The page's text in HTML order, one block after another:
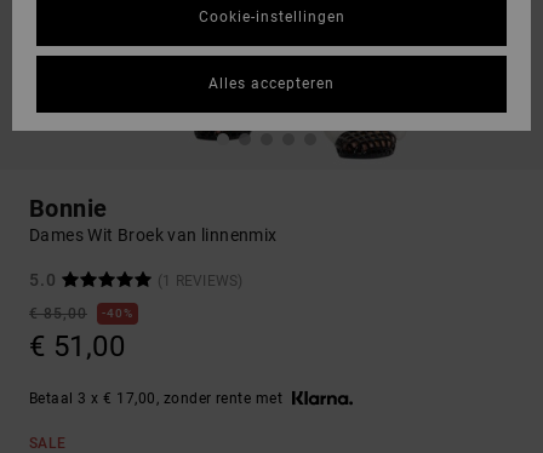
Bonnie
Dames Wit Broek van linnenmix
5.0
(1 REVIEWS)
€ 85,00
40%
€ 51,00
Betaal 3 x € 17,00, zonder rente met
SALE
Cookie-instellingen
Alles accepteren